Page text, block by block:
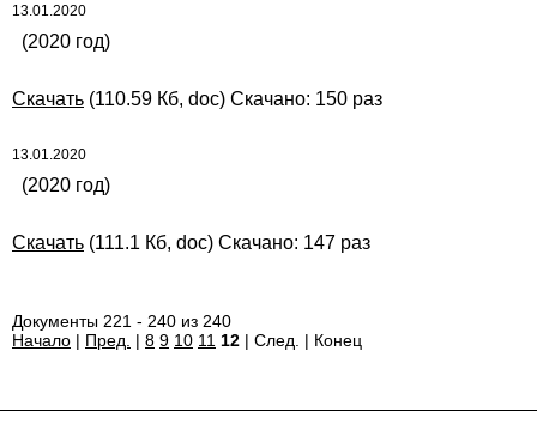
13.01.2020
(2020 год)
Скачать (110.59 Кб, doc) Скачано: 150 раз
13.01.2020
(2020 год)
Скачать (111.1 Кб, doc) Скачано: 147 раз
Документы 221 - 240 из 240
Начало | Пред. | 8 9 10 11 12 | След. | Конец